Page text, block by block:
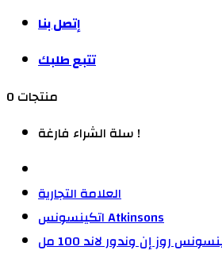
إتصل بنا
تتبع طلبك
0 منتجات
سلة الشراء فارغة !
العلامة التجارية
اتكينسونس Atkinsons
روز إن وندور لاند 100 مل